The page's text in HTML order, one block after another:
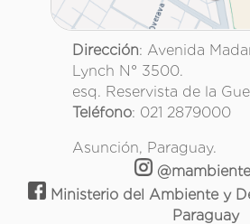
Dirección: Avenida
Lynch N° 3500.
esq. Reservista de la
Teléfono: 021 2879000
Asunción, Paraguay.
Ministerio del Ambiente y
Paraguay